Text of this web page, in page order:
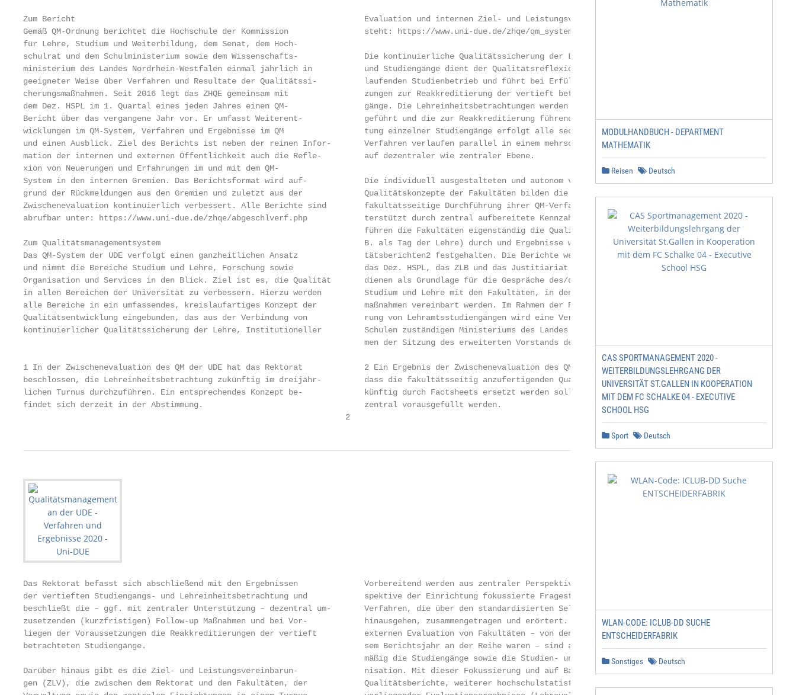
Zum Bericht                                                             Evaluation und internen Ziel- und Leistungsvereinbarungen be-
Gemäß QM-Ordnung berichtet die Hochschule der Kommission                steht: https://www.uni-due.de/zhqe/qm_system_ude.php
für Lehre, Studium und Weiterbildung, dem Senat, dem Hoch-
schulrat und dem Schulministerium sowie dem Wissenschafts-              Die kontinuierliche Qualitätssicherung der Lehreinheiten
ministerium des Landes Nordrhein-Westfalen einmal jährlich in           und Studiengänge dient der Qualitätsreflexion der Lehre im
geeigneter Weise über Verfahren und Resultate der Qualitätssi-          laufenden Studienbetrieb und führt bei Erfüllung der Vorausset-
cherungsmaßnahmen. Seit 2016 legt das ZHQE gemeinsam mit                zungen zur Reakkreditierung der vertieft betrachteten Studien-
dem Dez. HSPL im 1. Quartal eines jeden Jahres einen QM-                gänge. Die Lehreinheitsbetrachtungen werden jährlich1 durch-
Bericht über das vergangene Jahr vor. Er umfasst Weiterent-             geführt und die zur Reakkreditierung führende vertiefte Betrach-
wicklungen im QM-System, Verfahren und Ergebnisse im QM                 tung einzelner Studiengänge erfolgt alle sechs Jahre. Beide
und einen Ausblick. Ziel des Berichts ist neben der reinen Infor-       Verfahren verlaufen parallel in einem mehrschrittigen Prozess
mation der internen und externen Öffentlichkeit auch die Refle-         auf dezentraler wie zentraler Ebene.
xion von Neuerungen und Erfahrungen im und mit dem QM-
System in den internen Gremien. Das Berichtsformat wird auf-            Die individuell ausgestalteten und autonom verantworteten
grund der Rückmeldungen aus den Gremien und zuletzt aus der             Qualitätskonzepte der Fakultäten bilden die Grundlage für die
Zwischenevaluation kontinuierlich verbessert. Alle Berichte sind        fakultätsseitige Durchführung ihrer QM-Verfahrensschritte. Un-
abrufbar unter: https://www.uni-due.de/zhqe/abgeschlverf.php            terstützt durch zentral aufbereitete Kennzahlen und Statistiken
                                                                        führen die Fakultäten eigenständig die Qualitätskonferenzen (z.
Zum Qualitätsmanagementsystem                                           B. als Tag der Lehre) durch und Ergebnisse werden in Quali-
Das QM-System der UDE verfolgt einen ganzheitlichen Ansatz              tätsberichten2 festgehalten. Die Berichte werden zentral durch
und nimmt die Bereiche Studium und Lehre, Forschung sowie               das Dez. HSPL, das ZLB und das Justitiariat ausgewertet und
Organisation und Services in den Blick. Ziel ist es, die Qualität       dienen als Grundlage für die Gespräche des/der Prorektor*in für
in allen Bereichen der Universität zu verbessern. Hierzu werden         Studium und Lehre mit den Fakultäten, in denen Entwicklungs-
alle Bereiche in ein umfassendes, kreislaufartiges Konzept der          maßnahmen vereinbart werden. Im Rahmen der Reakkreditie-
Qualitätsentwicklung eingebunden, das aus der Verbindung von            rung von Lehramtsstudiengängen wird eine Vertretung des für
kontinuierlicher Qualitätssicherung der Lehre, Institutioneller         Schulen zuständigen Ministeriums des Landes NRW im Rah-
                                                                        men der Sitzung des erweiterten Vorstands des ZLB beteiligt.
1 In der Zwischenevaluation des QM der UDE hat das Rektorat             2 Ein Ergebnis der Zwischenevaluation des QM-Systems ist,
beschlossen, die Lehreinheitsbetrachtung zukünftig im dreijähr-         dass die fakultätsseitig anzufertigenden Qualitätsberichte zu-
lichen Turnus durchzuführen. Ein entsprechendes Konzept be-             künftig durch Factsheets ersetzt werden sollen, die zum Teil
findet sich derzeit in der Abstimmung.                                  zentral vorausgefüllt werden.
                                                                    2
Das Rektorat befasst sich abschließend mit den Ergebnissen              Vorbereitend werden aus zentraler Perspektive und der Per-
der vertieften Studiengangs- und Lehreinheitsbetrachtung und            spektive der Einrichtung fokussierte Fragestellungen für das
beschließt die – ggf. mit zentraler Unterstützung – dezentral um-       Verfahren, die über den standardisierten Selbstberichtsleitfaden
zusetzenden (kurzfristigen) Follow-up Maßnahmen und bei Vor-            hinausgehen, zusammengetragen und erörtert. Gegenstand der
liegen der Voraussetzungen die Reakkreditierungen der vertieft          externen Evaluation von Fakultäten – von denen einige in die-
betrachteten Studiengänge.                                              sem Berichtsjahr an der Reihe waren – sind außerdem regel-
                                                                        mäßig die Studiengänge sowie die Studien- und Prüfungsorga-
Darüber hinaus gibt es die Ziel- und Leistungsvereinbarun-              nisation. Mit dieser Fokussierung und auf Basis der jährlichen
gen (ZLV), die zwischen dem Rektorat und den Fakultäten, der            Qualitätsberichte, weiterer hochschulstatistischer Daten sowie
MODULHANDBUCH - DEPARTMENT
MATHEMATIK
Reisen Deutsch
CAS SPORTMANAGEMENT 2020 -
WEITERBILDUNGSLEHRGANG DER
UNIVERSITÄT ST.GALLEN IN KOOPERATION
MIT DEM FC SCHALKE 04 - EXECUTIVE
SCHOOL HSG
Sport Deutsch
WLAN-CODE: ICLUB-DD SUCHE
ENTSCHEIDERFABRIK
Sonstiges Deutsch